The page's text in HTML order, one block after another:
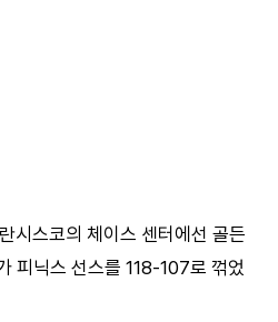
시스코의 체이스 센터에선 골든
피닉스 선스를 118-107로 꺾었